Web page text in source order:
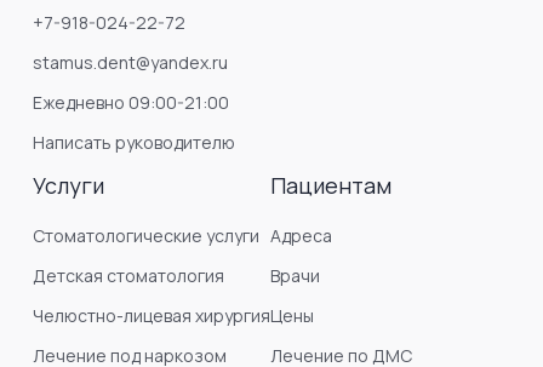
+7-918-024-22-72
stamus.dent@yandex.ru
Ежедневно 09:00-21:00
Написать руководителю
Услуги
Стоматологические услуги
Детская стоматология
Челюстно-лицевая хирургия
Лечение под наркозом
Пациентам
Адреса
Врачи
Цены
Лечение по ДМС